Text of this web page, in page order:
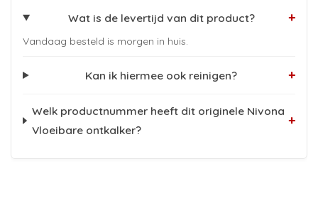
Wat is de levertijd van dit product? +
Vandaag besteld is morgen in huis.
Kan ik hiermee ook reinigen? +
Welk productnummer heeft dit originele Nivona
Vloeibare ontkalker?
+